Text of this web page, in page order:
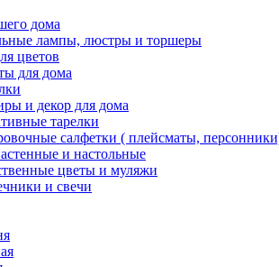
дома
лампы, люстры и торшеры
цветов
для дома
и декор для дома
тарелки
салфетки ( плейсматы,
и настольные
цветы и муляжи
и свечи